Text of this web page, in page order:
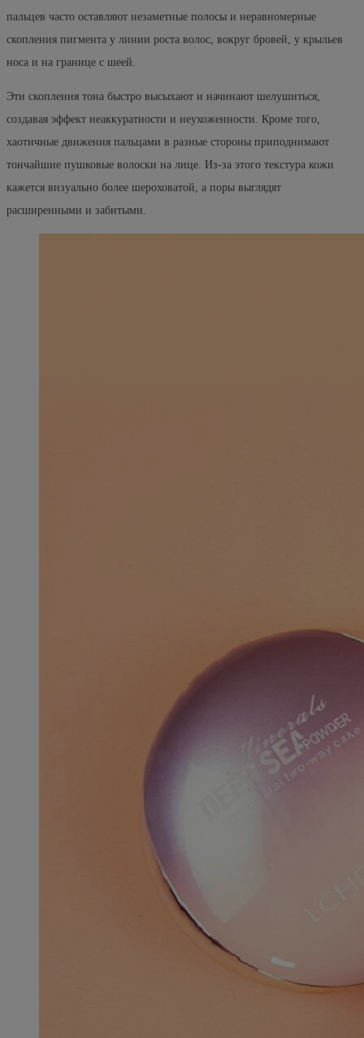
пальцев часто оставляют незаметные полосы и неравномерные
скопления пигмента у линии роста волос, вокруг бровей, у крыльев
носа и на границе с шеей.
Эти скопления тона быстро высыхают и начинают шелушиться,
создавая эффект неаккуратности и неухоженности. Кроме того,
хаотичные движения пальцами в разные стороны приподнимают
тончайшие пушковые волоски на лице. Из-за этого текстура кожи
кажется визуально более шероховатой, а поры выглядят
расширенными и забитыми.